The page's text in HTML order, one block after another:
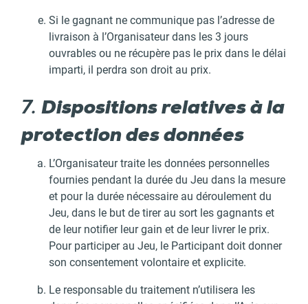
Si le gagnant ne communique pas l’adresse de
livraison à l’Organisateur dans les 3 jours
ouvrables ou ne récupère pas le prix dans le délai
imparti, il perdra son droit au prix.
7. Dispositions relatives à la
protection des données
L’Organisateur traite les données personnelles
fournies pendant la durée du Jeu dans la mesure
et pour la durée nécessaire au déroulement du
Jeu, dans le but de tirer au sort les gagnants et
de leur notifier leur gain et de leur livrer le prix.
Pour participer au Jeu, le Participant doit donner
son consentement volontaire et explicite.
Le responsable du traitement n’utilisera les